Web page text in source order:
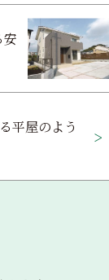
平屋のよう